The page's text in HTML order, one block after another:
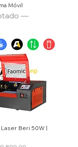
Móvil
—
Laser Beri 50W |